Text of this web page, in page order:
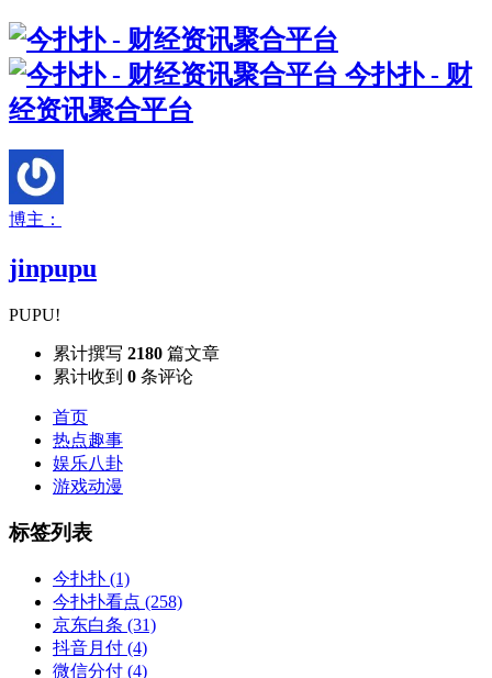
今扑扑 - 财
经资讯聚合平台
博主：
jinpupu
PUPU!
累计撰写 2180 篇文章
累计收到 0 条评论
首页
热点趣事
娱乐八卦
游戏动漫
标签列表
今扑扑 (1)
今扑扑看点 (258)
京东白条 (31)
抖音月付 (4)
微信分付 (4)